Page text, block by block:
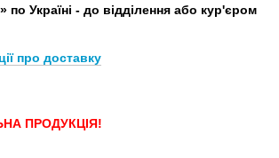
Україні - до відділення або кур'єром
про доставку
ПРОДУКЦІЯ!